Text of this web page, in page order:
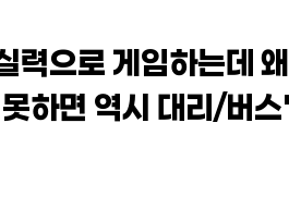
력으로 게임하는데
하면 역시 대리/버